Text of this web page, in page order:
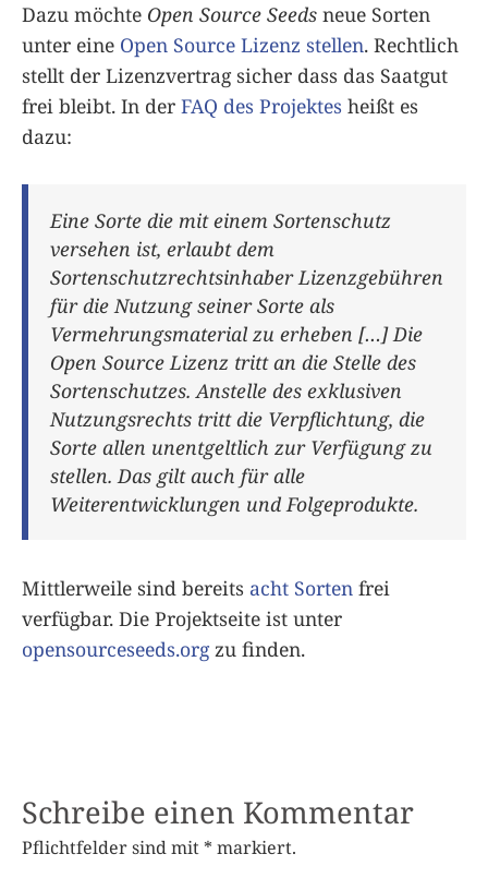
Dazu möchte Open Source Seeds neue Sorten
unter eine Open Source Lizenz stellen. Rechtlich
stellt der Lizenzvertrag sicher dass das Saatgut
frei bleibt. In der FAQ des Projektes heißt es
dazu:
Eine Sorte die mit einem Sortenschutz
versehen ist, erlaubt dem
Sortenschutzrechtsinhaber Lizenzgebühren
für die Nutzung seiner Sorte als
Vermehrungsmaterial zu erheben […] Die
Open Source Lizenz tritt an die Stelle des
Sortenschutzes. Anstelle des exklusiven
Nutzungsrechts tritt die Verpflichtung, die
Sorte allen unentgeltlich zur Verfügung zu
stellen. Das gilt auch für alle
Weiterentwicklungen und Folgeprodukte.
Mittlerweile sind bereits acht Sorten frei
verfügbar. Die Projektseite ist unter
opensourceseeds.org zu finden.
Schreibe einen Kommentar
Pflichtfelder sind mit * markiert.